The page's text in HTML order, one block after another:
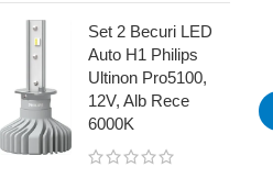
Set 2 Becuri LED
Auto H1 Philips
Ultinon Pro5100,
12V, Alb Rece
6000K